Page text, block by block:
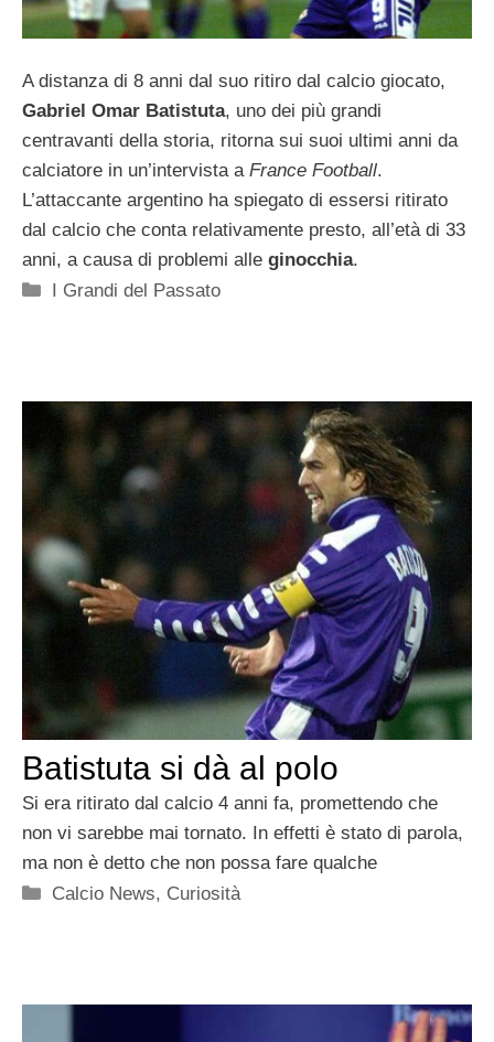
A distanza di 8 anni dal suo ritiro dal calcio giocato,
Gabriel Omar Batistuta, uno dei più grandi
centravanti della storia, ritorna sui suoi ultimi anni da
calciatore in un’intervista a France Football.
L’attaccante argentino ha spiegato di essersi ritirato
dal calcio che conta relativamente presto, all’età di 33
anni, a causa di problemi alle ginocchia.
Categorie
I Grandi del Passato
Batistuta si dà al polo
Si era ritirato dal calcio 4 anni fa, promettendo che
non vi sarebbe mai tornato. In effetti è stato di parola,
ma non è detto che non possa fare qualche
Categorie
Calcio News, Curiosità